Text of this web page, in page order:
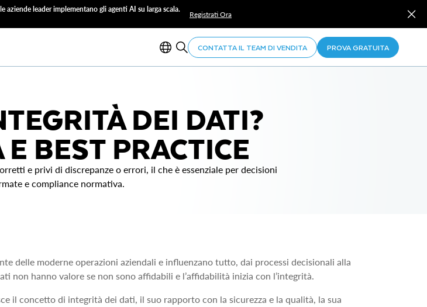
aziende leader implementano gli agenti AI su larga scala.
Registrati Ora
CONTATTA IL TEAM DI VENDITA PROVA GRATUITA
DEI DATI?
BEST PRACTICE
e privi di discrepanze o errori, il che è essenziale per decisioni
e compliance normativa.
delle moderne operazioni aziendali e influenzano tutto, dai processi decisionali alla
non hanno valore se non sono affidabili e l’affidabilità inizia con l’integrità.
il concetto di integrità dei dati, il suo rapporto con la sicurezza e la qualità, la sua